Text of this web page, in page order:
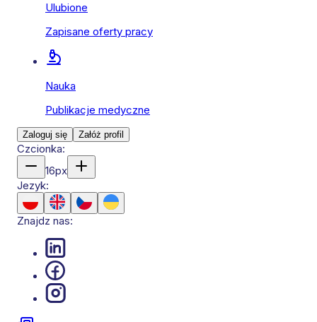
Ulubione
Zapisane oferty pracy
Nauka
Publikacje medyczne
Zaloguj się Załóż profil
Czcionka:
16px
Jezyk:
Znajdz nas: